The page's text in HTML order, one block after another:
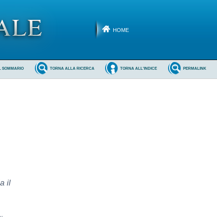
HOME
PERMALINK
TORNA ALL'INDICE
TORNA ALLA RICERCA
SOMMARIO
il